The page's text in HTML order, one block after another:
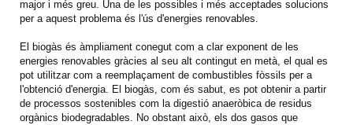
major i més greu. Una de les possibles i més acceptades solucions
per a aquest problema és l'ús d'energies renovables.
El biogàs és àmpliament conegut com a clar exponent de les
energies renovables gràcies al seu alt contingut en metà, el qual es
pot utilitzar com a reemplaçament de combustibles fòssils per a
l'obtenció d'energia. El biogàs, com és sabut, es pot obtenir a partir
de processos sostenibles com la digestió anaeròbica de residus
orgànics biodegradables. No obstant això, els dos gasos que